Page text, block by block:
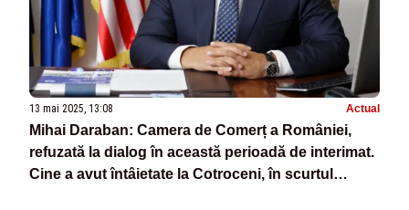
13 mai 2025, 13:08 Actual
Mihai Daraban: Camera de Comerț a României,
refuzată la dialog în această perioadă de interimat.
Cine a avut întâietate la Cotroceni, în scurtul